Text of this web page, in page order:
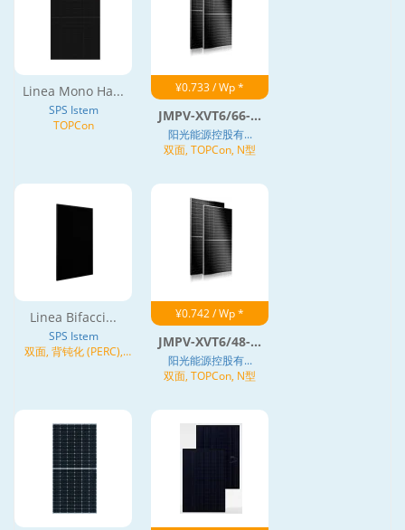
Linea Mono Ha...
SPS Istem
TOPCon
¥0.733 / Wp *
JMPV-XVT6/66-...
阳光能源控股有...
双面, TOPCon, N型
Linea Bifacci...
SPS Istem
双面, 背钝化 (PERC),
¥0.742 / Wp *
JMPV-XVT6/48-...
阳光能源控股有...
双面, TOPCon, N型